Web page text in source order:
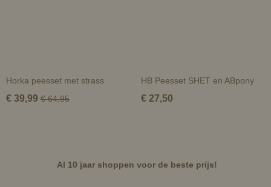
Horka peesset met strass
€ 39,99 € 64,95
HB Peesset SHET en ABpony
€ 27,50
Al 10 jaar shoppen voor de beste prijs!